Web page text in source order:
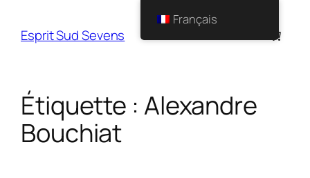
Esprit Sud Sevens
Étiquette : Alexandre
Bouchiat
Français